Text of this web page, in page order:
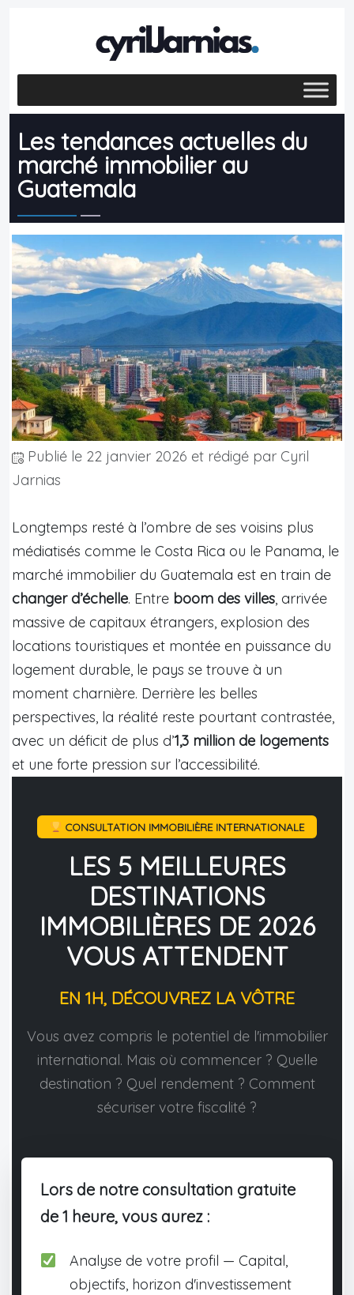
Les tendances actuelles du
marché immobilier au
Guatemala
Publié le 22 janvier 2026 et rédigé par Cyril
Jarnias
Longtemps resté à l’ombre de ses voisins plus
médiatisés comme le Costa Rica ou le Panama, le
marché immobilier du Guatemala est en train de
changer d’échelle. Entre boom des villes, arrivée
massive de capitaux étrangers, explosion des
locations touristiques et montée en puissance du
logement durable, le pays se trouve à un
moment charnière. Derrière les belles
perspectives, la réalité reste pourtant contrastée,
avec un déficit de plus d’1,3 million de logements
et une forte pression sur l’accessibilité.
CONSULTATION IMMOBILIÈRE INTERNATIONALE
LES 5 MEILLEURES
DESTINATIONS
IMMOBILIÈRES DE 2026
VOUS ATTENDENT
EN 1H, DÉCOUVREZ LA VÔTRE
Vous avez compris le potentiel de l'immobilier
international. Mais où commencer ? Quelle
destination ? Quel rendement ? Comment
sécuriser votre fiscalité ?
Lors de notre consultation gratuite
de 1 heure, vous aurez :
Analyse de votre profil — Capital,
objectifs, horizon d'investissement